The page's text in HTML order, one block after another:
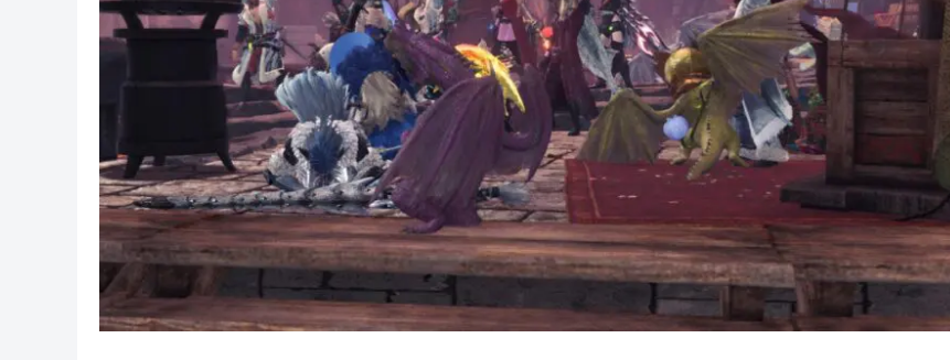
年内最後だったので、たくさんの方に参加いただけてすごく嬉しかったです(・´з`・)